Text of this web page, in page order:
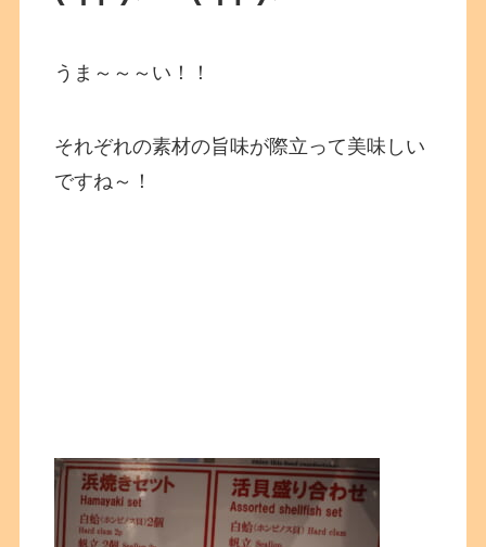
うま～～～い！！
それぞれの素材の旨味が際立って美味しい
ですね～！